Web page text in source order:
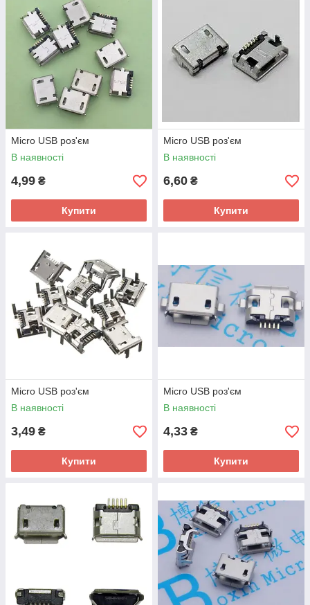
Micro USB роз'єм
В наявності
4,99 ₴
Купити
Micro USB роз'єм
В наявності
6,60 ₴
Купити
Micro USB роз'єм
В наявності
3,49 ₴
Купити
Micro USB роз'єм
В наявності
4,33 ₴
Купити